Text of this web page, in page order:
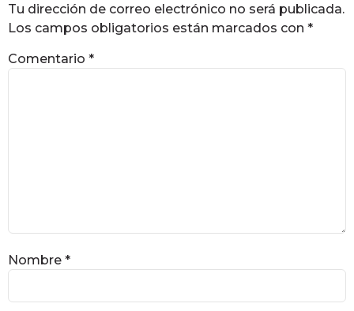
Tu dirección de correo electrónico no será publicada.
Los campos obligatorios están marcados con *
Comentario *
Nombre *